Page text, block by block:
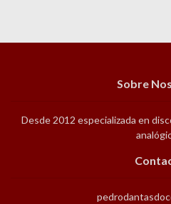
Sobre
Desde 2012 especializada en